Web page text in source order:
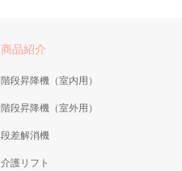
商品紹介
階段昇降機（室内用）
階段昇降機（室外用）
段差解消機
介護リフト